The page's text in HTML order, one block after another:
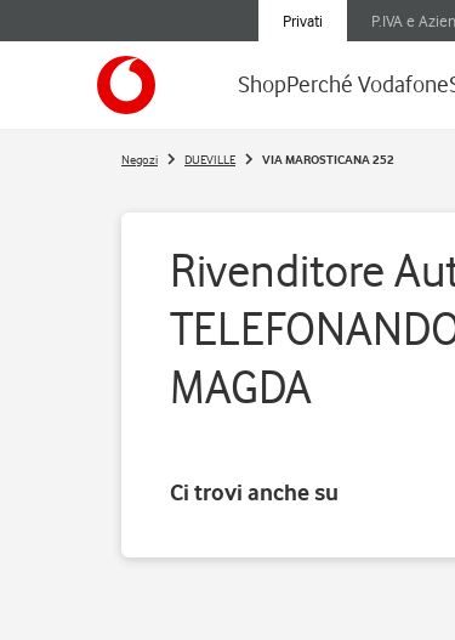
Privati P.IVA e
ShopPerché Vodafone
Negozi DUEVILLE VIA MAROSTICANA 252
Rivenditore
MAGDA
Ci trovi anche su